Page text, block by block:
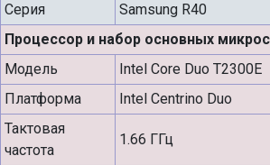
Серия
Samsung R40
Процессор и набор основных
Модель
Intel Core Duo T2300E
Платформа
Intel Centrino Duo
Тактовая
частота
1.66 ГГц